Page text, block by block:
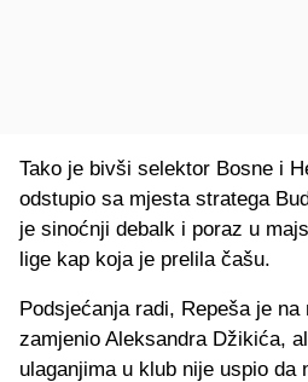
Tako je bivši selektor Bosne i
odstupio sa mjesta stratega
je sinoćnji debalk i poraz u
lige kap koja je prelila čašu.
Podsjećanja radi, Repeša je na
zamjenio Aleksandra Džikića,
ulaganjima u klub nije uspio da